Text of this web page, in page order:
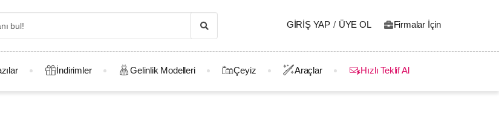
GIRIŞ YAP / ÜYE OL Firmalar İçin
İndirimler Gelinlik Modelleri Çeyiz Araçlar Hızlı Teklif Al